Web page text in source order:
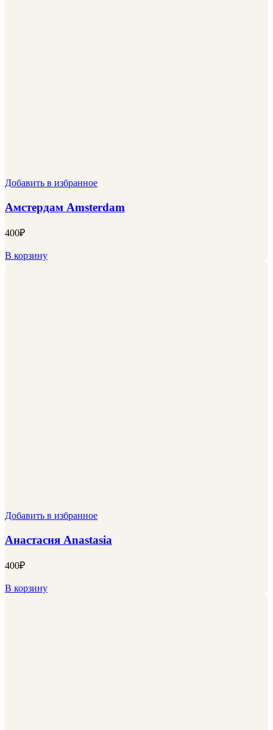
Добавить в избранное
Амстердам Amsterdam
400₽
В корзину
Добавить в избранное
Анастасия Anastasia
400₽
В корзину